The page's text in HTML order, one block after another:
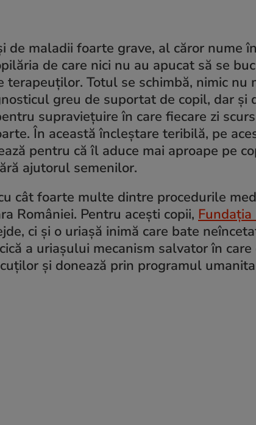
de maladii foarte grave, al căror nume
de care nici nu au apucat să se
terapeuților. Totul se schimbă, nimic nu
greu de suportat de copil, dar și
supraviețuire în care fiecare zi
În această încleștare teribilă, pe
pentru că îl aduce mai aproape pe
ajutorul semenilor.
cât foarte multe dintre procedurile
României. Pentru acești copii, Fundația
ci și o uriașă inimă care bate
a uriașului mecanism salvator în
și donează prin programul